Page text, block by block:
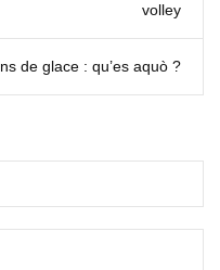
volley
de glace : qu’es aquò ?